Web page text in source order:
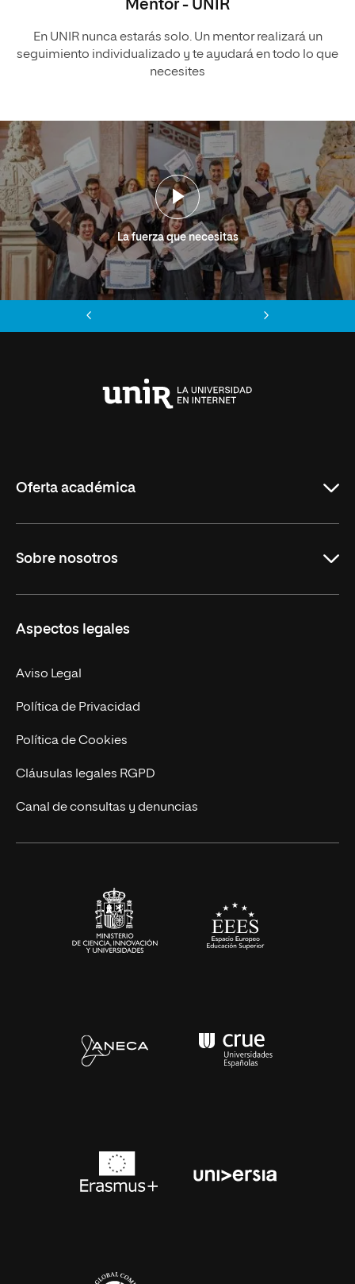
Mentor - UNIR
En UNIR nunca estarás solo. Un mentor realizará un
seguimiento individualizado y te ayudará en todo lo que
necesites
La fuerza que necesitas
Oferta académica
Másteres Oficiales
Doctorados
Experto Universitario
Postgrados
Cursos Universitarios
Sobre nosotros
Facultades
Nuestro Equipo
Trabaja en UNIR
Actualidad
UNIR Revista
Eventos
Aspectos legales
Aviso Legal
Política de Privacidad
Política de Cookies
Cláusulas legales RGPD
Canal de consultas y denuncias